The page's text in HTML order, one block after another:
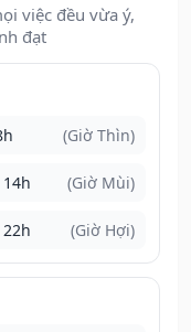
việc đều vừa ý,
đạt
(Giờ Thìn)
(Giờ Mùi)
(Giờ Hợi)